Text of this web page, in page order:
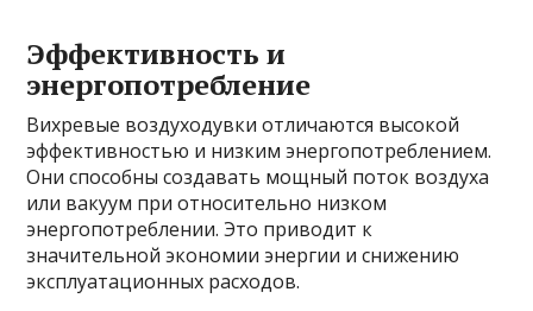
Эффективность и
энергопотребление
Вихревые воздуходувки отличаются высокой
эффективностью и низким энергопотреблением.
Они способны создавать мощный поток воздуха
или вакуум при относительно низком
энергопотреблении. Это приводит к
значительной экономии энергии и снижению
эксплуатационных расходов.